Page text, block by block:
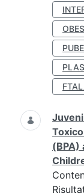
(BPA)